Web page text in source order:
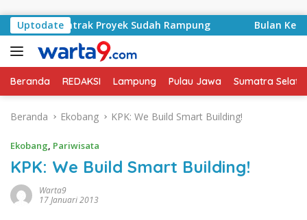
Uptodate
Kontrak Proyek Sudah Rampung Bulan
Beranda REDAKSI Lampung Pulau Jawa Sumatra
Beranda Ekobang KPK: We Build Smart Building!
Ekobang, Pariwisata
KPK: We Build Smart Building!
Warta9
17 Januari 2013